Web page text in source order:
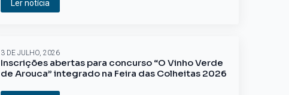
Ler notícia
Inscrições abertas para concurso “O Vinho Verde
de Arouca” integrado na Feira das Colheitas 2026
3 DE JULHO, 2026